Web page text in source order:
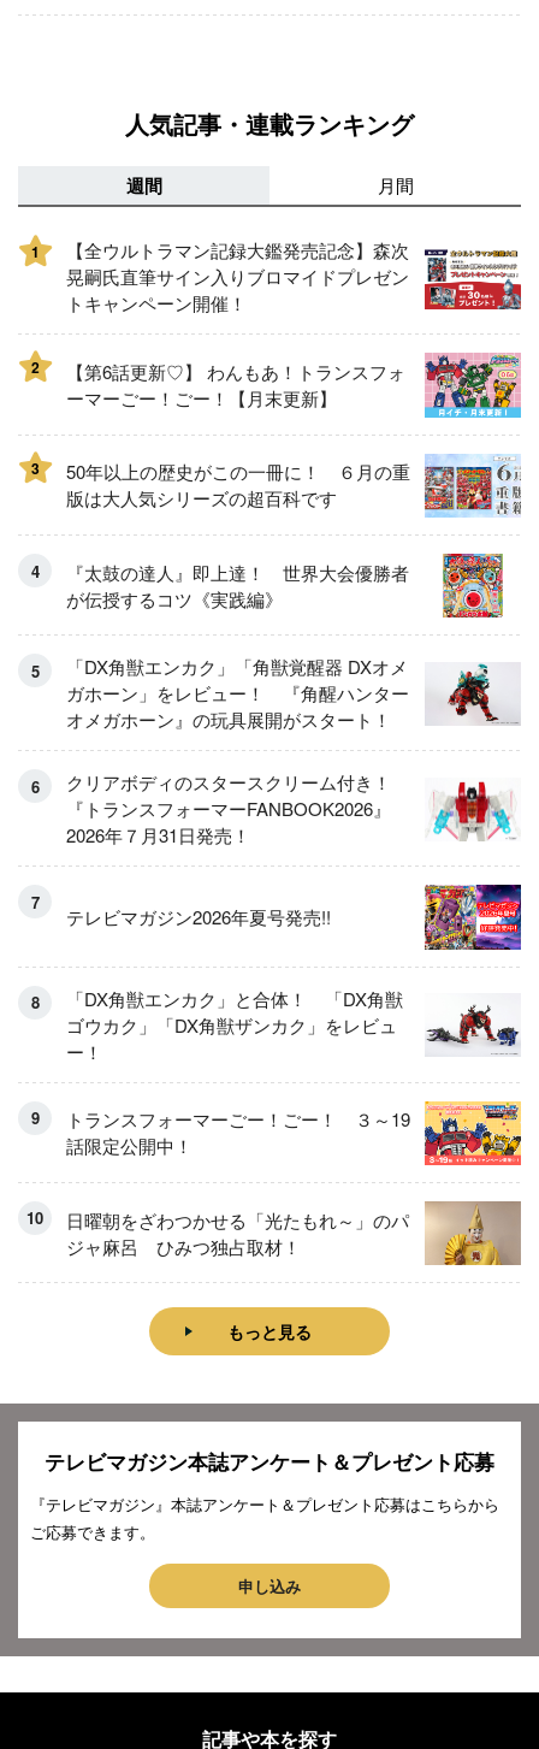
人気記事・連載ランキング
週間 月間
1
【全ウルトラマン記録大鑑発売記念】森次
晃嗣氏直筆サイン入りブロマイドプレゼン
トキャンペーン開催！
2
【第6話更新♡】 わんもあ！トランスフォ
ーマーごー！ごー！【月末更新】
3
50年以上の歴史がこの一冊に！ ６月の重
版は大人気シリーズの超百科です
『太鼓の達人』即上達！ 世界大会優勝者
が伝授するコツ《実践編》
「DX角獣エンカク」「角獣覚醒器 DXオメ
ガホーン」をレビュー！ 『角醒ハンター
オメガホーン』の玩具展開がスタート！
クリアボディのスタースクリーム付き！
『トランスフォーマーFANBOOK2026』
2026年７月31日発売！
テレビマガジン2026年夏号発売!!
「DX角獣エンカク」と合体！ 「DX角獣
ゴウカク」「DX角獣ザンカク」をレビュ
ー！
トランスフォーマーごー！ごー！ ３～19
話限定公開中！
日曜朝をざわつかせる「光たもれ～」のパ
ジャ麻呂 ひみつ独占取材！
もっと見る
テレビマガジン本誌アンケート＆プレゼント応募
『テレビマガジン』本誌アンケート＆プレゼント応募はこちらから
ご応募できます。
申し込み
記事や本を探す